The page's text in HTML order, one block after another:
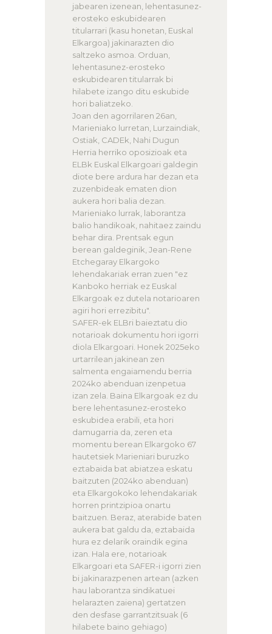
jabearen izenean, lehentasunez-
erosteko eskubidearen
titularrari (kasu honetan, Euskal
Elkargoa) jakinarazten dio
saltzeko asmoa. Orduan,
lehentasunez-erosteko
eskubidearen titularrak bi
hilabete izango ditu eskubide
hori baliatzeko.
Joan den agorrilaren 26an,
Marieniako lurretan, Lurzaindiak,
Ostiak, CADEk, Nahi Dugun
Herria herriko oposizioak eta
ELBk Euskal Elkargoari galdegin
diote bere ardura har dezan eta
zuzenbideak ematen dion
aukera hori balia dezan.
Marieniako lurrak, laborantza
balio handikoak, nahitaez zaindu
behar dira. Prentsak egun
berean galdeginik, Jean-Rene
Etchegaray Elkargoko
lehendakariak erran zuen "ez
Kanboko herriak ez Euskal
Elkargoak ez dutela notarioaren
agiri hori errezibitu".
SAFER-ek ELBri baieztatu dio
notarioak dokumentu hori igorri
diola Elkargoari. Honek 2025eko
urtarrilean jakinean zen
salmenta engaiamendu berria
2024ko abenduan izenpetua
izan zela. Baina Elkargoak ez du
bere lehentasunez-erosteko
eskubidea erabili, eta hori
damugarria da, zeren eta
momentu berean Elkargoko 67
hautetsiek Marieniari buruzko
eztabaida bat abiatzea eskatu
baitzuten (2024ko abenduan)
eta Elkargokoko lehendakariak
horren printzipioa onartu
baitzuen. Beraz, aterabide baten
aukera bat galdu da, eztabaida
hura ez delarik oraindik egina
izan. Hala ere, notarioak
Elkargoari eta SAFER-i igorri zien
bi jakinarazpenen artean (azken
hau laborantza sindikatuei
helarazten zaiena) gertatzen
den desfase garrantzitsuak (6
hilabete baino gehiago)